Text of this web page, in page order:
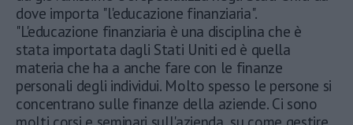
dove importa "l'educazione finanziaria".
"L'educazione finanziaria è una disciplina che è
stata importata dagli Stati Uniti ed è quella
materia che ha a anche fare con le finanze
personali degli individui. Molto spesso le persone si
concentrano sulle finanze della aziende. Ci sono